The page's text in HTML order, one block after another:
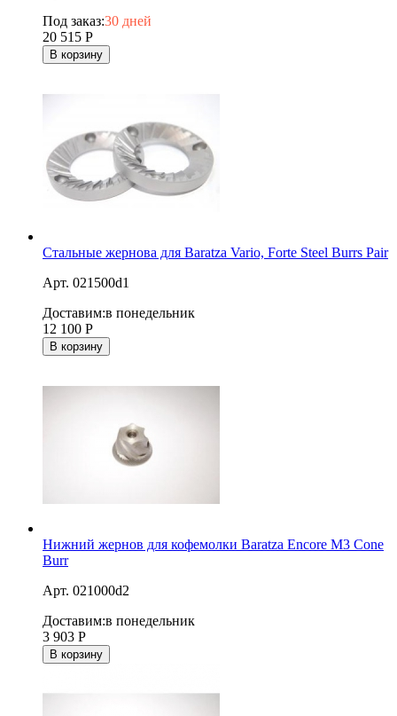
Под заказ:30 дней
20 515 Р
В корзину
Стальные жернова для Baratza Vario, Forte Steel Burrs Pair
Арт. 021500d1
Доставим:в понедельник
12 100 Р
В корзину
Нижний жернов для кофемолки Baratza Encore M3 Cone
Burr
Арт. 021000d2
Доставим:в понедельник
3 903 Р
В корзину